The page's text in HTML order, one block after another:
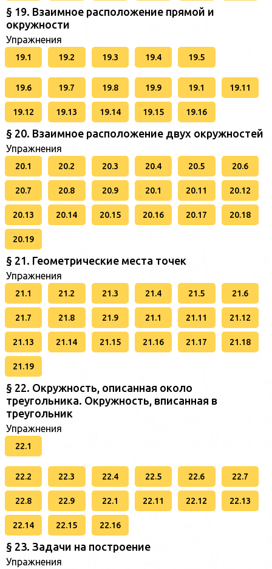
§ 19. Взаимное расположение прямой и
окружности
Упражнения
19.1 19.2 19.3 19.4 19.5
19.6 19.7 19.8 19.9 19.1 19.11
19.12 19.13 19.14 19.15 19.16
§ 20. Взаимное расположение двух окружностей
Упражнения
20.1 20.2 20.3 20.4 20.5 20.6
20.7 20.8 20.9 20.1 20.11 20.12
20.13 20.14 20.15 20.16 20.17 20.18
20.19
§ 21. Геометрические места точек
Упражнения
21.1 21.2 21.3 21.4 21.5 21.6
21.7 21.8 21.9 21.1 21.11 21.12
21.13 21.14 21.15 21.16 21.17 21.18
21.19
§ 22. Окружность, описанная около
треугольника. Окружность, вписанная в
треугольник
Упражнения
22.1
22.2 22.3 22.4 22.5 22.6 22.7
22.8 22.9 22.1 22.11 22.12 22.13
22.14 22.15 22.16
§ 23. Задачи на построение
Упражнения